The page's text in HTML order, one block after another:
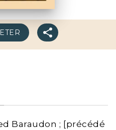
Baraudon ; [précédé